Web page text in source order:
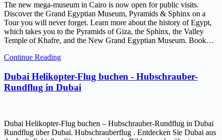
The new mega-museum in Cairo is now open for public visits.
Discover the Grand Egyptian Museum, Pyramids & Sphinx on a
Tour you will never forget. Learn more about the history of Egypt,
which takes you to the Pyramids of Giza, the Sphinx, the Valley
Temple of Khafre, and the New Grand Egyptian Museum. Book…
Continue Reading
Dubai Helikopter-Flug buchen - Hubschrauber-
Rundflug in Dubai
Dubai Helikopter-Flug buchen – Hubschrauber-Rundflug in Dubai
Rundflug über Dubai. Hubschrauberflug . Entdecken Sie Dubai aus